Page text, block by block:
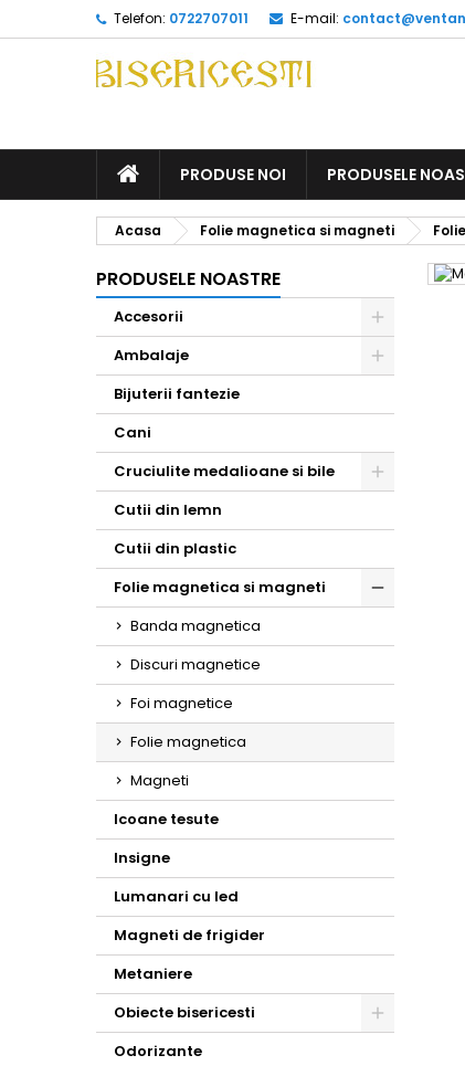
Telefon: 0722707011 E-mail:
ACASAPRODUSE NOI PRODUSELE
Acasa Folie magnetica si magneti
PRODUSELE NOASTRE
Accesorii
Ambalaje
Bijuterii fantezie
Cani
Cruciulite medalioane si bile
Cutii din lemn
Cutii din plastic
Folie magnetica si magneti
Banda magnetica
Discuri magnetice
Foi magnetice
Folie magnetica
Magneti
Icoane tesute
Insigne
Lumanari cu led
Magneti de frigider
Metaniere
Obiecte bisericesti
Odorizante